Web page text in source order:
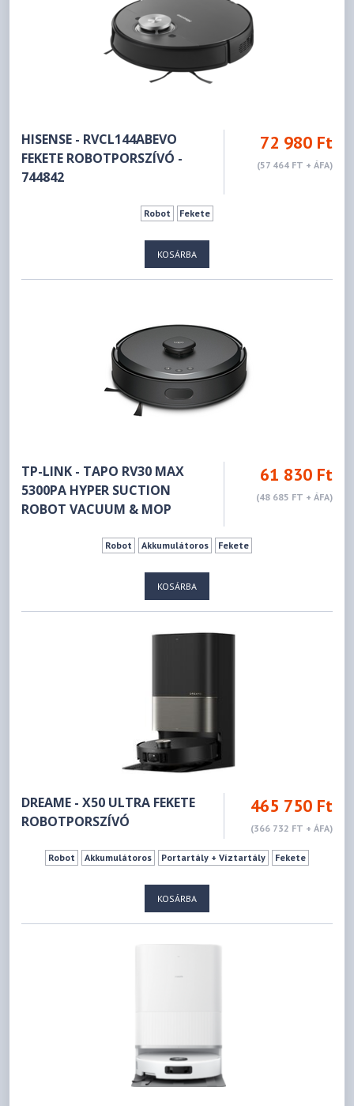
HISENSE - RVCL144ABEVO
FEKETE ROBOTPORSZÍVÓ -
744842
72 980 Ft
(57 464 FT + ÁFA)
Robot Fekete
KOSÁRBA
TP-LINK - TAPO RV30 MAX
5300PA HYPER SUCTION
ROBOT VACUUM & MOP
61 830 Ft
(48 685 FT + ÁFA)
Robot Akkumulátoros Fekete
KOSÁRBA
DREAME - X50 ULTRA FEKETE
ROBOTPORSZÍVÓ
465 750 Ft
(366 732 FT + ÁFA)
Robot Akkumulátoros Portartály + Víztartály Fekete
KOSÁRBA